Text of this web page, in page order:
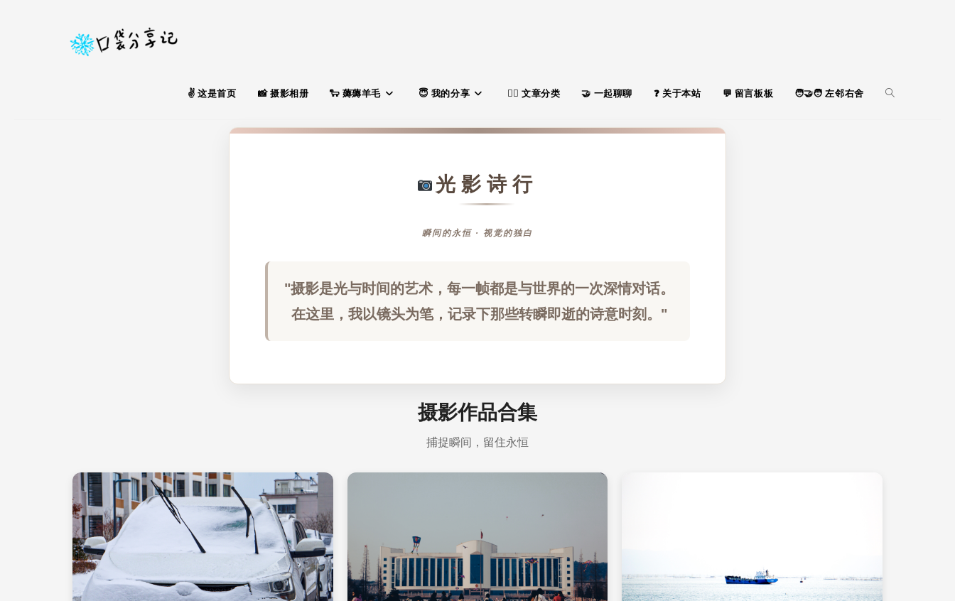
这是首页 摄影相册 薅薅羊毛 我的分享 文章分类 一起聊聊 关于本站 留言板板 左邻右舍
光影诗行
瞬间的永恒 · 视觉的独白
"摄影是光与时间的艺术，每一帧都是与世界的一次深情对话。
在这里，我以镜头为笔，记录下那些转瞬即逝的诗意时刻。"
摄影作品合集
捕捉瞬间，留住永恒